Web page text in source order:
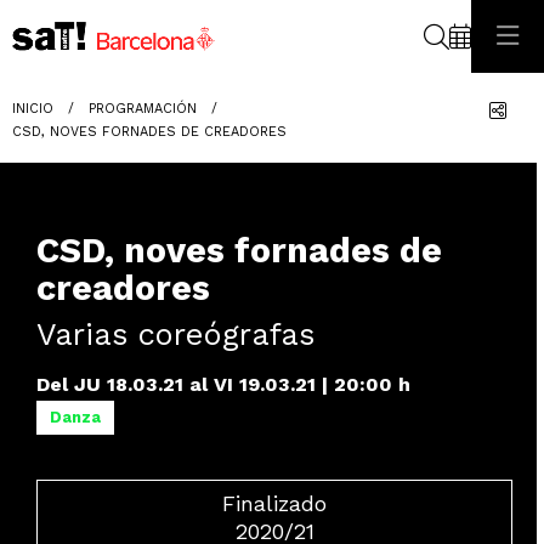
INICIO
PROGRAMACIÓN
CSD, NOVES FORNADES DE CREADORES
CSD, noves fornades de
creadores
Varias coreógrafas
Del JU 18.03.21 al VI 19.03.21 | 20:00 h
Danza
Finalizado
2020/21